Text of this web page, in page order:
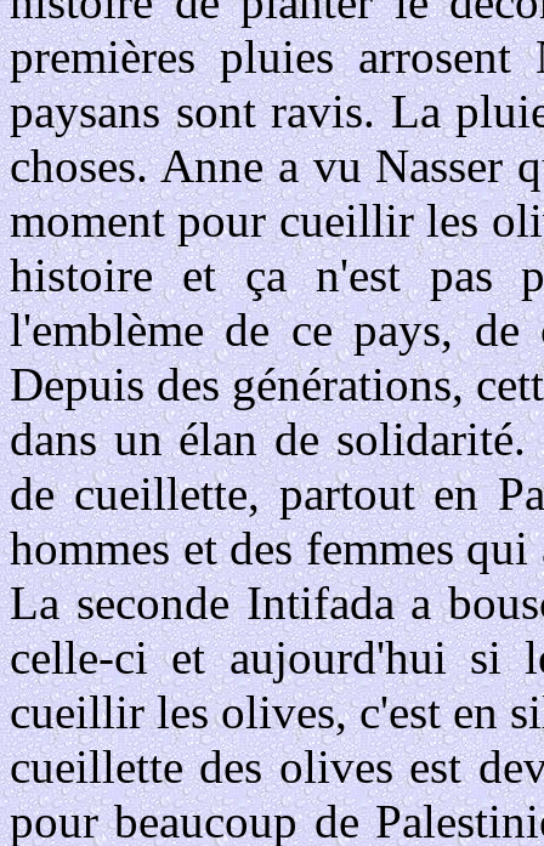
premières pluies
paysans sont ravis. La
choses. Anne a vu Nasser
moment pour cueillir les
histoire et ça n'est pas
l'emblème de ce pays, de
Depuis des générations,
dans un élan de
de cueillette, partout en
hommes et des femmes
La seconde Intifada a
celle-ci et aujourd'hui si
cueillir les olives, c'est en
cueillette des olives est
pour beaucoup de